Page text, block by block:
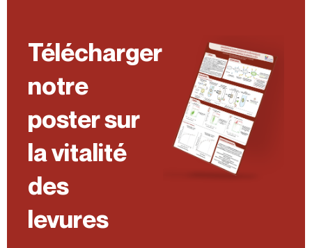
Télécharger
notre
poster sur
la vitalité
des
levures